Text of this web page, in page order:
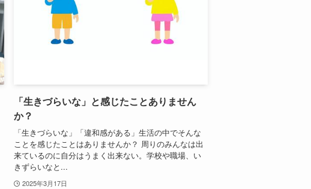
「生きづらいな」と感じたことありません
か？
「生きづらいな」「違和感がある」生活の中でそんな
ことを感じたことはありませんか？ 周りのみんなは出
来ているのに自分はうまく出来ない。学校や職場、い
きずらいなと...
2025年3月17日